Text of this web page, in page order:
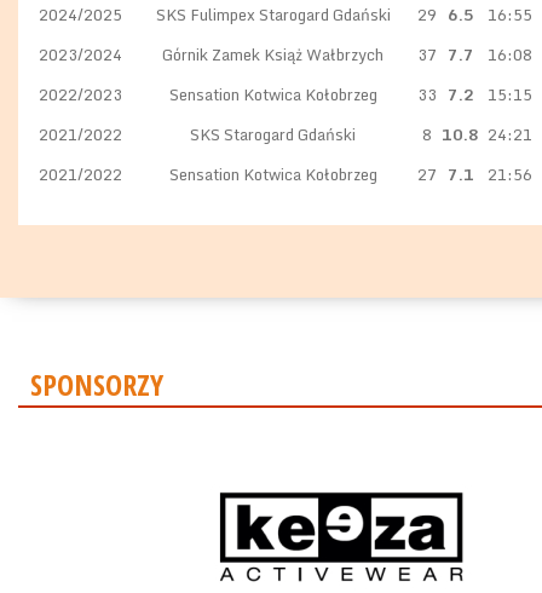
2024/2025
SKS Fulimpex Starogard Gdański 29 6.5 16:55
2023/2024
Górnik Zamek Książ Wałbrzych 37 7.7
16:08
2022/2023
Sensation Kotwica Kołobrzeg 33 7.2 15:15
2021/2022
SKS Starogard Gdański 8 10.8 24:21
2021/2022
Sensation Kotwica Kołobrzeg 27 7.1 21:56
SPONSORZY